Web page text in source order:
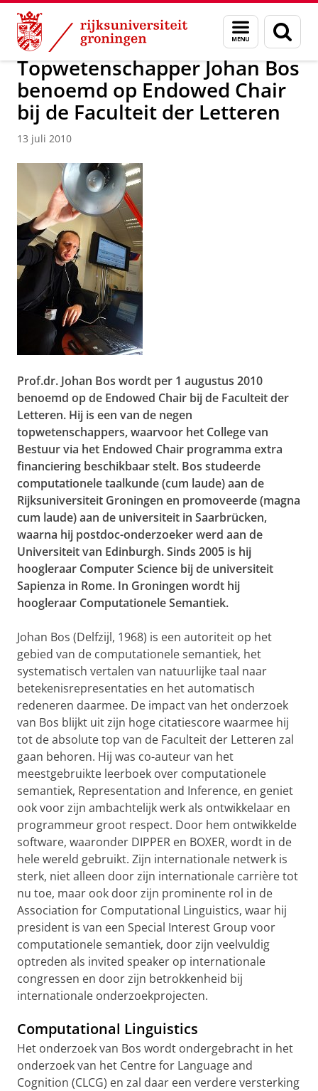
Skip
Content
Skip
Navigation
Menu
en
zoeken
Over ons Actueel Nieuws Nieuwsberichten
Topwetenschapper Johan Bos
benoemd op Endowed Chair
bij de Faculteit der Letteren
13 juli 2010
Prof.dr. Johan Bos wordt per 1 augustus 2010
benoemd op de Endowed Chair bij de Faculteit der
Letteren. Hij is een van de negen
topwetenschappers, waarvoor het College van
Bestuur via het Endowed Chair programma extra
financiering beschikbaar stelt. Bos studeerde
computationele taalkunde (cum laude) aan de
Rijksuniversiteit Groningen en promoveerde (magna
cum laude) aan de universiteit in Saarbrücken,
waarna hij postdoc-onderzoeker werd aan de
Universiteit van Edinburgh. Sinds 2005 is hij
hoogleraar Computer Science bij de universiteit
Sapienza in Rome. In Groningen wordt hij
hoogleraar Computationele Semantiek.
Johan Bos (Delfzijl, 1968) is een autoriteit op het
gebied van de computationele semantiek, het
systematisch vertalen van natuurlijke taal naar
betekenisrepresentaties en het automatisch
redeneren daarmee. De impact van het onderzoek
van Bos blijkt uit zijn hoge citatiescore waarmee hij
tot de absolute top van de Faculteit der Letteren zal
gaan behoren. Hij was co-auteur van het
meestgebruikte leerboek over computationele
semantiek, Representation and Inference, en geniet
ook voor zijn ambachtelijk werk als ontwikkelaar en
programmeur groot respect. Door hem ontwikkelde
software, waaronder DIPPER en BOXER, wordt in de
hele wereld gebruikt. Zijn internationale netwerk is
sterk, niet alleen door zijn internationale carrière tot
nu toe, maar ook door zijn prominente rol in de
Association for Computational Linguistics, waar hij
president is van een Special Interest Group voor
computationele semantiek, door zijn veelvuldig
optreden als invited speaker op internationale
congressen en door zijn betrokkenheid bij
internationale onderzoekprojecten.
Computational Linguistics
Het onderzoek van Bos wordt ondergebracht in het
onderzoek van het Centre for Language and
Cognition (CLCG) en zal daar een verdere versterking